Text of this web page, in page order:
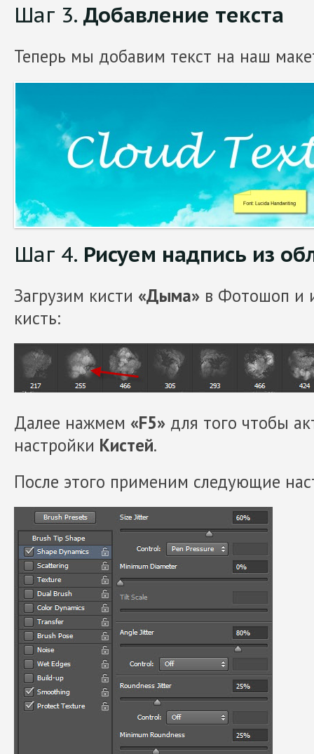
Шаг 3.Добавление текста
Теперь мы добавим текст на наш
Шаг 4. Рисуем надпись из
Загрузим кисти «Дыма» в Фотошоп и
кисть:
Далее нажмем «F5» для того чтобы
настройки Кистей.
После этого применим следующие